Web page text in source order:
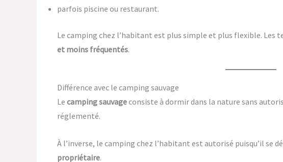
parfois piscine ou restaurant.
Le camping chez l’habitant est plus simple et plus flexible. Les
et moins fréquentés.
Différence avec le camping sauvage
Le camping sauvageconsiste à dormir dans la nature sans
réglementé.
À l’inverse, le camping chez l’habitant est autorisé puisqu’il se
propriétaire.